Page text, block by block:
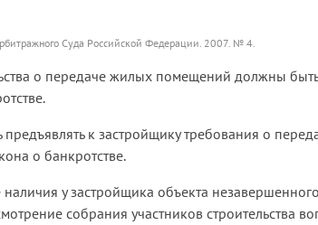
Суда Российской Федерации. 2007. № 4.
о передаче жилых помещений должны быть
к застройщику требования о
о банкротстве.
наличия у застройщика объекта незавершенного
собрания участников строительства